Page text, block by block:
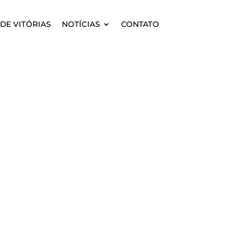
VITÓRIAS NOTÍCIAS CONTATO